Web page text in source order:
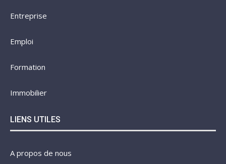
Entreprise
Emploi
Formation
Immobilier
LIENS UTILES
A propos de nous